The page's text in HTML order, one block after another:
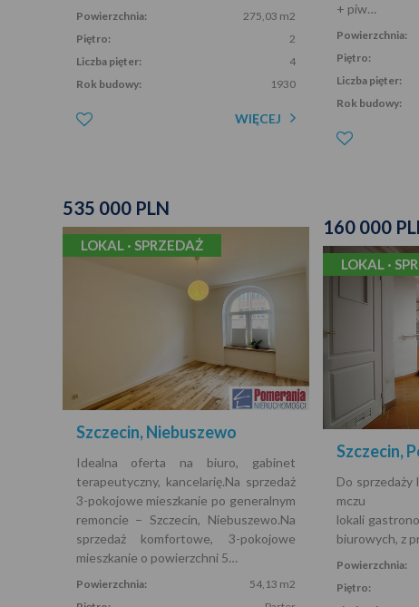
Powierzchnia:
275,03 m2
Piętro:
2
Liczba pięter:
4
Rok budowy:
1930
WIĘCEJ
+ piw…
Powierzchnia:
Piętro:
Liczba pięter:
Rok budowy:
535 000 PLN
LOKAL · SPRZEDAŻ
Szczecin, Niebuszewo
Idealna oferta na biuro, gabinet
terapeutyczny, kancelarię.Na sprzedaż
3-pokojowe mieszkanie po generalnym
remoncie – Szczecin, Niebuszewo.Na
sprzedaż komfortowe, 3-pokojowe
mieszkanie o powierzchni 5…
Powierzchnia:
54,13 m2
160 000
LOKAL ·
Szczecin,
Do sprzedaży
mczu
lokali
biurowych, z
Powierzchnia:
Piętro: